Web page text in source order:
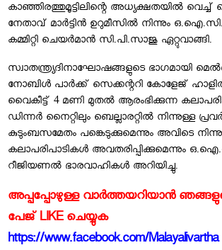
കാഞ്ഞിരത്തുമൂട്ടിലിന്റെ അധ്യക്ഷതയില്‍
നേതാവ് മാര്‍ട്ടിന്‍ ഉറുമീസില്‍ നിന്നും
കമ്മിറ്റി ചെയര്‍മാന്‍ സി.പി.സാജു ഏറ്റുവാങ്ങി.
സ്വാതന്ത്ര്യദിനാഘോഷങ്ങളുടെ ഭാഗമായി
നോബിള്‍ പാര്‍ക്ക് സെക്കന്ററി കോളേജ്
വൈകീട്ട് 4 മണി മുതല്‍ ആരംഭിക്കുന്ന
ഡിന്നര്‍ നൈറ്റിലും ബെല്ലാരറ്റില്‍ നിന്നുള്ള
കുടുംബസമേതം പങ്കെടുക്കുമെന്നും അവിടെ
കലാപരിപാടികള്‍ അവതരിപ്പിക്കുമെന്നും
റീജിയണല്‍ ഭാരവാഹികള്‍ അറിയിച്ചു.
അപ്പപ്പോഴുള്ള വാര്‍ത്തയറിയാന്‍
പേജ് LIKE ചെയ്യുക
https://www.facebook.com/Malayalivartha